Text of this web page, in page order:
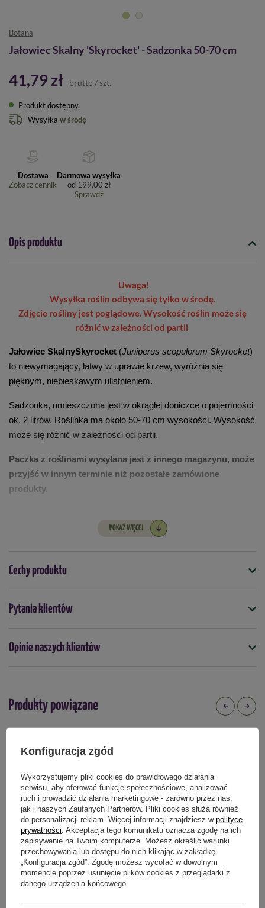
Botana
Jałowiec Skalny 'Skyrocket' - Sadzonka 50-70 cm
41,79 zł brutto / szt.
Produkt dostępny
Wysyłka w środę
Dostawa
Zobacz cennik
Darmowa wysyłka
od 199,00 zł
Sprawdź
Opis produktu
Uwaga!
Wysyłka roślin odbywa się tylko w środę.
Zdjęcie rośliny jest poglądowe. Wysokość roślin może się
różnić w zależności od partii
Jałowiec SkalnySkyrocket (Juniperus scopulorum Skyrocket)
to niewymagający, łatwy w uprawie krzew, wyróżnia się
pięknym, niebieskawym ulistnieniem.
Sadzonka, umieszczona jest w okrągłej doniczce o pojemności
ok. 2 litrów. Roślinka ma około 50-70 cm wysokości. Wysokość
może się różnić w zależności od partii.
Paczka z roślinami wysyłana jest z innego magazynu, może
przyjść w innym terminie niż pozostałe zamówione
produkty.
POKAŻ WIĘCEJ
Cechy produktu
Symbol
5903772175417
50
Mrozoodporność
tak
Stanowisko
Termin sadzenia
wiosna
jesień kwiecień maj wrzesień październik
Zastosowanie
skalniaki donice tarasy balkony
Główny element ozdobny
liście
Pytania klientów
Opinie naszych klientów
Produkty powiązane
Ognik Szkarłatny Orange Charmer Cis Pospolity – Botana
Konfiguracja zgód
Wykorzystujemy pliki cookies do prawidłowego działania
serwisu, aby oferować funkcje społecznościowe, analizować
ruch i prowadzić działania marketingowe - zarówno przez nas,
jak i naszych Zaufanych Partnerów. Pliki cookies służą również
do personalizacji reklam. Więcej informacji znajdziesz w polityce
prywatności . Akceptacja tego komunikatu oznacza zgodę na ich
zapisywanie na Twoim komputerze. Możesz określić warunki
przechowywania lub dostępu do nich klikając w zakładkę
„Konfiguracja zgód”. Zgodę możesz wycofać w dowolnym
momencie poprzez usunięcie plików cookies z przeglądarki z
danego urządzenia końcowego.